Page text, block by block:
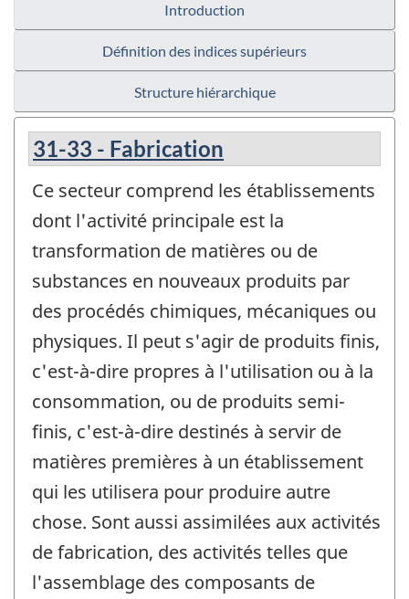
Introduction
Définition des indices supérieurs
Structure hiérarchique
31-33 - Fabrication
Ce secteur comprend les établissements
dont l'activité principale est la
transformation de matières ou de
substances en nouveaux produits par
des procédés chimiques, mécaniques ou
physiques. Il peut s'agir de produits finis,
c'est-à-dire propres à l'utilisation ou à la
consommation, ou de produits semi-
finis, c'est-à-dire destinés à servir de
matières premières à un établissement
qui les utilisera pour produire autre
chose. Sont aussi assimilées aux activités
de fabrication, des activités telles que
l'assemblage des composants de